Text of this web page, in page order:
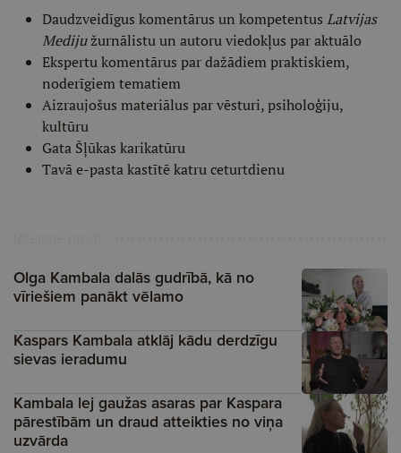
Daudzveidīgus komentārus un kompetentus Latvijas
Medijužurnālistu un autoru viedokļus par aktuālo
Ekspertu komentārus par dažādiem praktiskiem,
noderīgiem tematiem
Aizraujošus materiālus par vēsturi, psiholoģiju,
kultūru
Gata Šļūkas karikatūru
Tavā e-pasta kastītē katru ceturtdienu
Olga Kambala dalās gudrībā, kā no
vīriešiem panākt vēlamo
Kaspars Kambala atklāj kādu derdzīgu
sievas ieradumu
Kambala lej gaužas asaras par Kaspara
pārestībām un draud atteikties no viņa
uzvārda